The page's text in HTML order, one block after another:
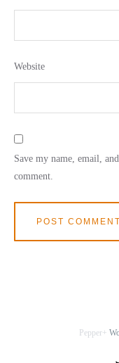
Website
Save my name, email,
comment.
Pepper+